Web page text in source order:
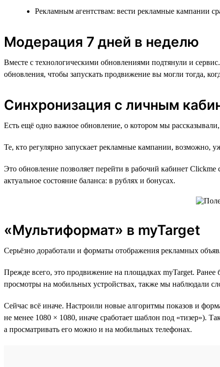
Рекламным агентствам: вести рекламные кампании
Модерация 7 дней в неделю
Вместе с технологическими обновлениями подтянули и
обновления, чтобы запускать продвижение вы могли тогда,
Синхронизация c личным
Есть ещё одно важное обновление, о котором мы
Те, кто регулярно запускает рекламные кампании, возможно,
Это обновление позволяет перейти в рабочий кабинет
актуальное состояние баланса: в рублях и бонусах.
«Мультиформат» в myTarget
Серьёзно доработали и форматы отображения рекламных
Прежде всего, это продвижение на площадках myTarget. Ранее
просмотры на мобильных устройствах, также мы наблюдали
Сейчас всё иначе. Настроили новые алгоритмы показов и
не менее 1080 × 1080, иначе сработает шаблон под «тизер»).
а просматривать его можно и на мобильных телефонах.